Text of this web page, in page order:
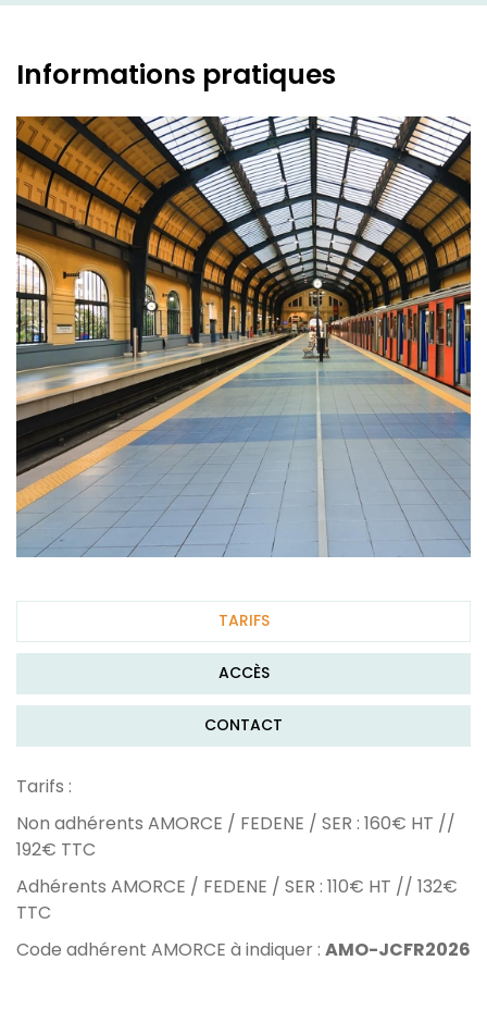
Informations pratiques
TARIFS
ACCÈS
CONTACT
Tarifs :
Non adhérents AMORCE / FEDENE / SER : 160€ HT //
192€ TTC
Adhérents AMORCE / FEDENE / SER : 110€ HT // 132€
TTC
Code adhérent AMORCE à indiquer : AMO-JCFR2026